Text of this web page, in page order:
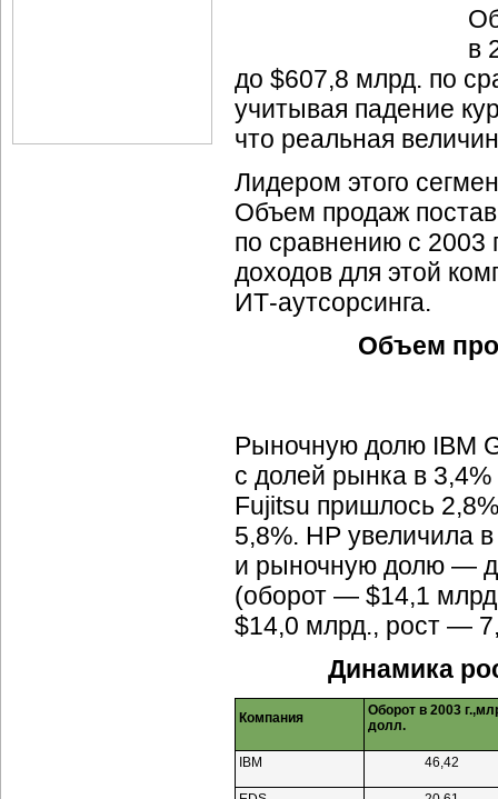
в
до $607,8 млрд. по
учитывая падение
что реальная
Лидером этого
Объем продаж
по сравнению с 2003
доходов для этой
ИТ-аутсорсинга.
Объем
Рыночную долю IBM
с долей рынка в
Fujitsu пришлось
5,8%. HP увеличила
и рыночную долю —
(оборот — $14,1
$14,0 млрд., рост —
Динамика
Компания
Оборот в 2003
долл.
IBM 46,42